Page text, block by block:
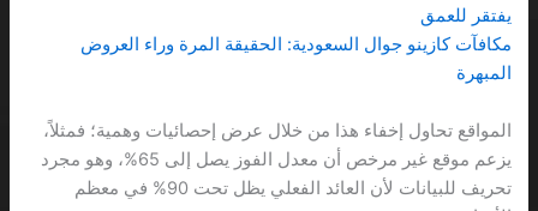
يفتقر للعمق
مكافآت كازينو جوال السعودية: الحقيقة المرة وراء العروض
المبهرة
المواقع تحاول إخفاء هذا من خلال عرض إحصائيات وهمية؛ فمثلاً،
يزعم موقع غير مرخص أن معدل الفوز يصل إلى 65%، وهو مجرد
تحريف للبيانات لأن العائد الفعلي يظل تحت 90% في معظم